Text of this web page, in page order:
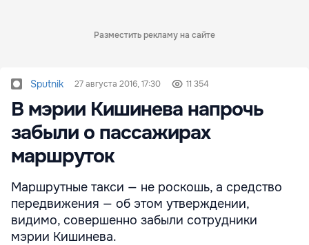
Разместить рекламу на сайте
Sputnik 27 августа 2016, 17:30 11 354
В мэрии Кишинева напрочь
забыли о пассажирах
маршруток
Маршрутные такси — не роскошь, а средство
передвижения — об этом утверждении,
видимо, совершенно забыли сотрудники
мэрии Кишинева.